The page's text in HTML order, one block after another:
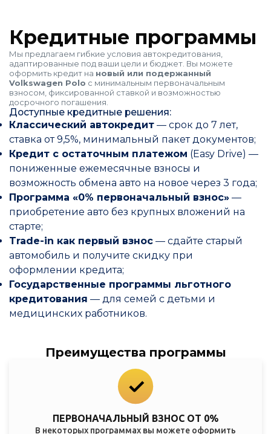
Кредитные программы
Мы предлагаем гибкие условия автокредитования,
адаптированные под ваши цели и бюджет. Вы можете
оформить кредит на новый или подержанный
Volkswagen Polo с минимальным первоначальным
взносом, фиксированной ставкой и возможностью
досрочного погашения.
Доступные кредитные решения:
Классический автокредит — срок до 7 лет,
ставка от 9,5%, минимальный пакет документов;
Кредит с остаточным платежом (Easy Drive) —
пониженные ежемесячные взносы и
возможность обмена авто на новое через 3 года;
Программа «0% первоначальный взнос» —
приобретение авто без крупных вложений на
старте;
Trade-in как первый взнос — сдайте старый
автомобиль и получите скидку при
оформлении кредита;
Государственные программы льготного
кредитования — для семей с детьми и
медицинских работников.
Преимущества программы
ПЕРВОНАЧАЛЬНЫЙ ВЗНОС ОТ 0%
В некоторых программах вы можете оформить